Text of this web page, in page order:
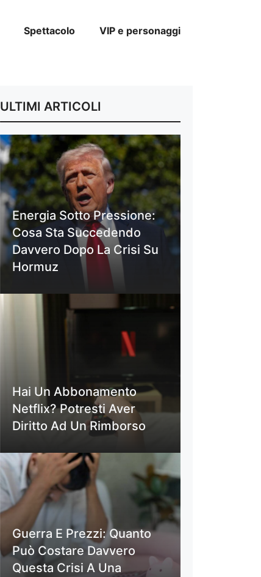
Spettacolo VIP e personaggi
ULTIMI ARTICOLI
Energia Sotto Pressione:
Cosa Sta Succedendo
Davvero Dopo La Crisi Su
Hormuz
Hai Un Abbonamento
Netflix? Potresti Aver
Diritto Ad Un Rimborso
Guerra E Prezzi: Quanto
Può Costare Davvero
Questa Crisi A Una